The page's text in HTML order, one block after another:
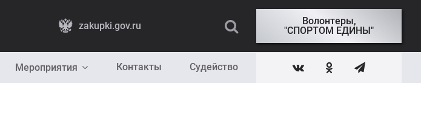
zakupki.gov.ru
Волонтеры,
"СПОРТОМ ЕДИНЫ"
Мероприятия Контакты Судейство